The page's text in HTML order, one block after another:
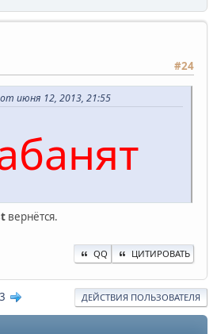
#24
июня 12, 2013, 21:55
вернётся.
QQ ЦИТИРОВАТЬ
3 ДЕЙСТВИЯ ПОЛЬЗОВАТЕЛЯ